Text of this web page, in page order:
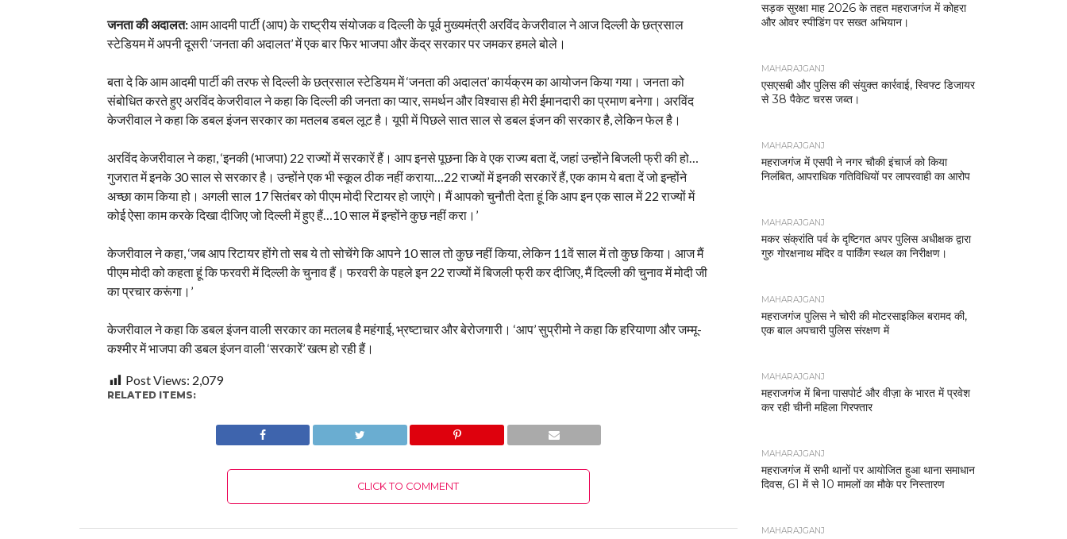
जनता की अदालत:आम आदमी पार्टी (आप) के राष्ट्रीय संयोजक व दिल्ली के पूर्व मुख्यमंत्री अरविंद केजरीवाल ने आज दिल्ली के छत्रसाल
स्टेडियम में अपनी दूसरी ‘जनता की अदालत’ में एक बार फिर भाजपा और केंद्र सरकार पर जमकर हमले बोले।
बता दे कि आम आदमी पार्टी की तरफ से दिल्ली के छत्रसाल स्टेडियम में ‘जनता की अदालत’ कार्यक्रम का आयोजन किया गया। जनता को
संबोधित करते हुए अरविंद केजरीवाल ने कहा कि दिल्ली की जनता का प्यार, समर्थन और विश्वास ही मेरी ईमानदारी का प्रमाण बनेगा। अरविंद
केजरीवाल ने कहा कि डबल इंजन सरकार का मतलब डबल लूट है। यूपी में पिछले सात साल से डबल इंजन की सरकार है, लेकिन फेल है।
अरविंद केजरीवाल ने कहा, ‘इनकी (भाजपा) 22 राज्यों में सरकारें हैं। आप इनसे पूछना कि वे एक राज्य बता दें, जहां उन्होंने बिजली फ्री की हो…
गुजरात में इनके 30 साल से सरकार है। उन्होंने एक भी स्कूल ठीक नहीं कराया…22 राज्यों में इनकी सरकारें हैं, एक काम ये बता दें जो इन्होंने
अच्छा काम किया हो। अगली साल 17 सितंबर को पीएम मोदी रिटायर हो जाएंगे। मैं आपको चुनौती देता हूं कि आप इन एक साल में 22 राज्यों में
कोई ऐसा काम करके दिखा दीजिए जो दिल्ली में हुए हैं…10 साल में इन्होंने कुछ नहीं करा।’
केजरीवाल ने कहा, ‘जब आप रिटायर होंगे तो सब ये तो सोचेंगे कि आपने 10 साल तो कुछ नहीं किया, लेकिन 11वें साल में तो कुछ किया। आज मैं
पीएम मोदी को कहता हूं कि फरवरी में दिल्ली के चुनाव हैं। फरवरी के पहले इन 22 राज्यों में बिजली फ्री कर दीजिए, मैं दिल्ली की चुनाव में मोदी जी
का प्रचार करूंगा।’
केजरीवाल ने कहा कि डबल इंजन वाली सरकार का मतलब है महंगाई, भ्रष्टाचार और बेरोजगारी। ‘आप’ सुप्रीमो ने कहा कि हरियाणा और जम्मू-
कश्मीर में भाजपा की डबल इंजन वाली ‘सरकारें’ खत्म हो रही हैं।
Post Views: 2,079
RELATED ITEMS:
CLICK TO COMMENT
सड़क सुरक्षा माह 2026 के तहत महराजगंज में कोहरा
और ओवर स्पीडिंग पर सख्त अभियान।
MAHARAJGANJ
एसएसबी और पुलिस की संयुक्त कार्रवाई, स्विफ्ट डिजायर
से 38 पैकेट चरस जब्त।
MAHARAJGANJ
महराजगंज में एसपी ने नगर चौकी इंचार्ज को किया
निलंबित, आपराधिक गतिविधियों पर लापरवाही का आरोप
MAHARAJGANJ
मकर संक्रांति पर्व के दृष्टिगत अपर पुलिस अधीक्षक द्वारा
गुरु गोरक्षनाथ मंदिर व पार्किंग स्थल का निरीक्षण।
MAHARAJGANJ
महराजगंज पुलिस ने चोरी की मोटरसाइकिल बरामद की,
एक बाल अपचारी पुलिस संरक्षण में
MAHARAJGANJ
महराजगंज में बिना पासपोर्ट और वीज़ा के भारत में प्रवेश
कर रही चीनी महिला गिरफ्तार
MAHARAJGANJ
महराजगंज में सभी थानों पर आयोजित हुआ थाना समाधान
दिवस, 61 में से 10 मामलों का मौके पर निस्तारण
MAHARAJGANJ